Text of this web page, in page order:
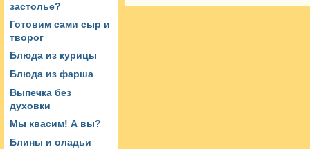
застолье?
Готовим сами сыр и
творог
Блюда из курицы
Блюда из фарша
Выпечка без
духовки
Мы квасим! А вы?
Блины и оладьи